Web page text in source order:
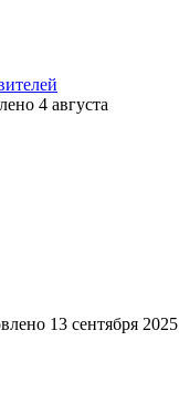
4 августа
13 сентября 2025